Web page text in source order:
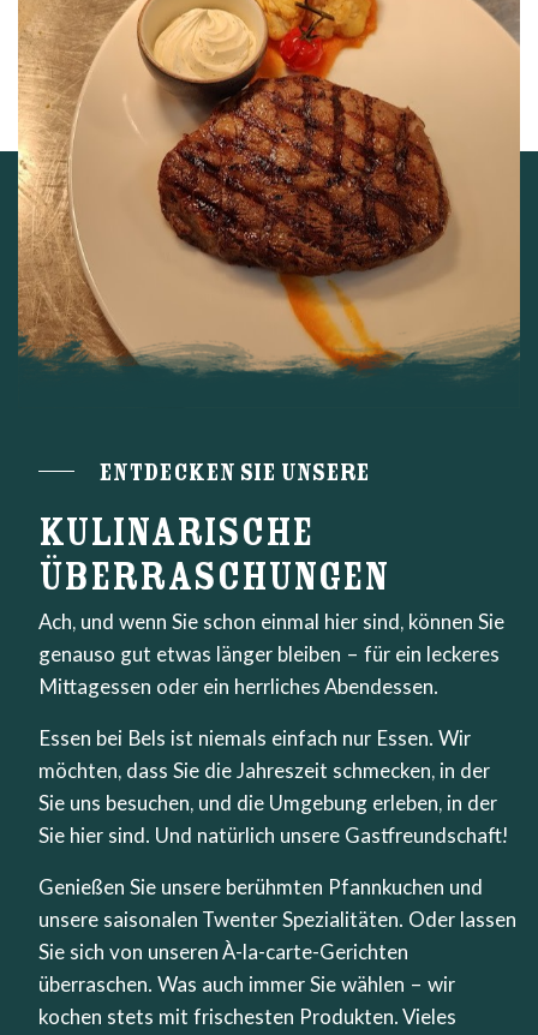
Entdecken Sie unsere
KULINARISCHE
ÜBERRASCHUNGEN
Ach, und wenn Sie schon einmal hier sind, können Sie
genauso gut etwas länger bleiben – für ein leckeres
Mittagessen oder ein herrliches Abendessen.
Essen bei Bels ist niemals einfach nur Essen. Wir
möchten, dass Sie die Jahreszeit schmecken, in der
Sie uns besuchen, und die Umgebung erleben, in der
Sie hier sind. Und natürlich unsere Gastfreundschaft!
Genießen Sie unsere berühmten Pfannkuchen und
unsere saisonalen Twenter Spezialitäten. Oder lassen
Sie sich von unseren À-la-carte-Gerichten
überraschen. Was auch immer Sie wählen – wir
kochen stets mit frischesten Produkten. Vieles